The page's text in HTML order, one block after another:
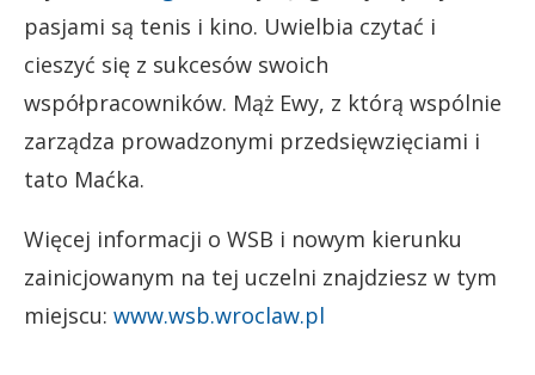
pasjami są tenis i kino. Uwielbia czytać i
cieszyć się z sukcesów swoich
współpracowników. Mąż Ewy, z którą wspólnie
zarządza prowadzonymi przedsięwzięciami i
tato Maćka.
Więcej informacji o WSB i nowym kierunku
zainicjowanym na tej uczelni znajdziesz w tym
miejscu: www.wsb.wroclaw.pl